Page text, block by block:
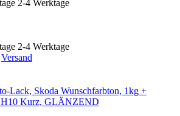
2-4 Werktage
2-4 Werktage
Versand